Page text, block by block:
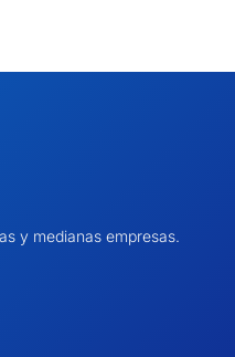
y medianas empresas.